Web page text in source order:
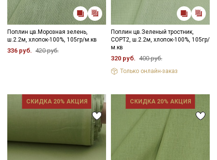
Поплин цв.Морозная зелень,
ш.2.2м, хлопок-100%, 105гр/м.кв
336 руб. 420 руб.
Поплин цв.Зеленый тростник,
СОРТ2, ш.2.2м, хлопок-100%, 105гр/
м.кв
320 руб. 400 руб.
Только онлайн-заказ
СКИДКА 20% АКЦИЯ СКИДКА 20% АКЦИЯ